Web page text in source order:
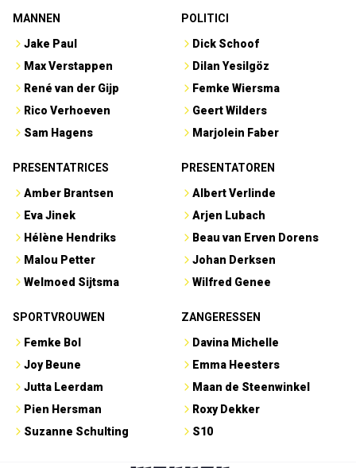
MANNEN
Jake Paul
Max Verstappen
René van der Gijp
Rico Verhoeven
Sam Hagens
POLITICI
Dick Schoof
Dilan Yesilgöz
Femke Wiersma
Geert Wilders
Marjolein Faber
PRESENTATRICES
Amber Brantsen
Eva Jinek
Hélène Hendriks
Malou Petter
Welmoed Sijtsma
PRESENTATOREN
Albert Verlinde
Arjen Lubach
Beau van Erven Dorens
Johan Derksen
Wilfred Genee
SPORTVROUWEN
Femke Bol
Joy Beune
Jutta Leerdam
Pien Hersman
Suzanne Schulting
ZANGERESSEN
Davina Michelle
Emma Heesters
Maan de Steenwinkel
Roxy Dekker
S10